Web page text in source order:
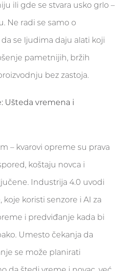
ili gde se stvara usko grlo –
Ne radi se samo o
se ljudima daju alati koji
pametnijih, bržih
bez zastoja.
Ušteda vremena i
– kvarovi opreme su prava
koštaju novca i
Industrija 4.0 uvodi
koristi senzore i AI za
i predviđanje kada bi
Umesto čekanja da
se može planirati